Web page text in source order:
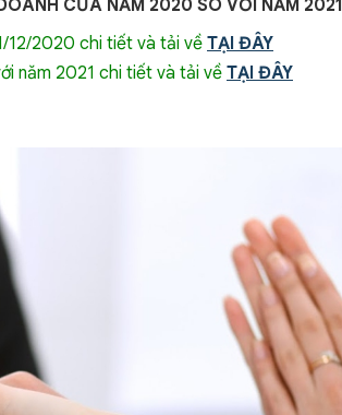
CỦA NĂM 2020 SO VỚI NĂM 2021
12/2020 chi tiết và tải về TẠI ĐÂY
năm 2021 chi tiết và tải về TẠI ĐÂY